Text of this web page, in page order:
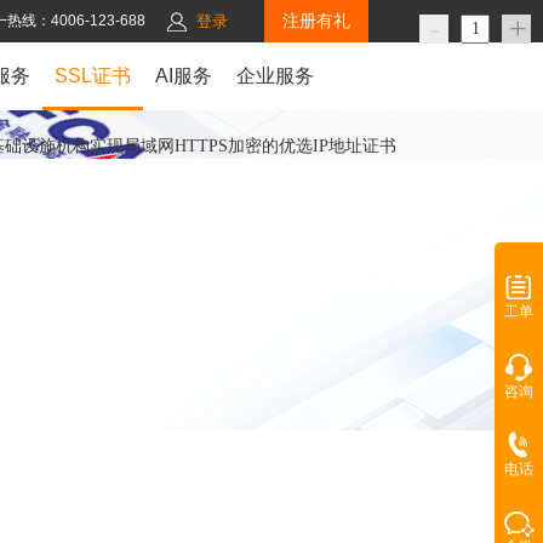
热线：4006-123-688 登录 注册有礼
务 SSL证书 AI服务 企业服务
工单
咨询
电话
设施机构实现局域网HTTPS加密的优选IP地址证书
+